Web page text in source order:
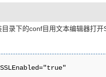
录下的conf目用文本编辑器打